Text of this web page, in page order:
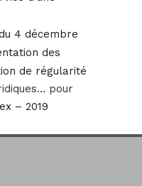
4 décembre
des
de régularité
pour
– 2019